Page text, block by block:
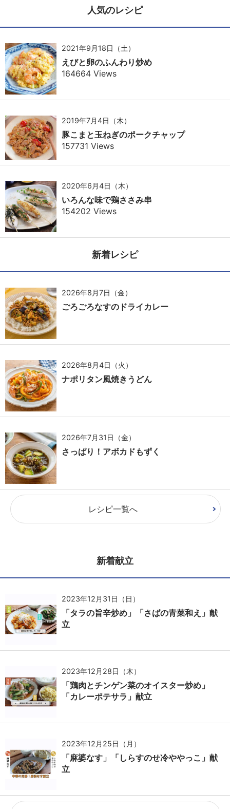
人気のレシピ
2021年9月18日（土）
えびと卵のふんわり炒め
164664 Views
2019年7月4日（木）
豚こまと玉ねぎのポークチャップ
157731 Views
2020年6月4日（木）
いろんな味で鶏ささみ串
154202 Views
新着レシピ
2026年8月7日（金）
ごろごろなすのドライカレー
2026年8月4日（火）
ナポリタン風焼きうどん
2026年7月31日（金）
さっぱり！アボカドもずく
レシピ一覧へ
新着献立
2023年12月31日（日）
「タラの旨辛炒め」「さばの青菜和え」献
立
2023年12月28日（木）
「鶏肉とチンゲン菜のオイスター炒め」
「カレーポテサラ」献立
2023年12月25日（月）
「麻婆なす」「しらすのせ冷ややっこ」献
立